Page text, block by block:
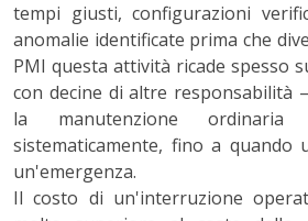
tempi giusti, configurazioni
anomalie identificate prima che
PMI questa attività ricade spesso
con decine di altre responsabilità
la manutenzione ordinaria
sistematicamente, fino a quando
un'emergenza.
Il costo di un'interruzione